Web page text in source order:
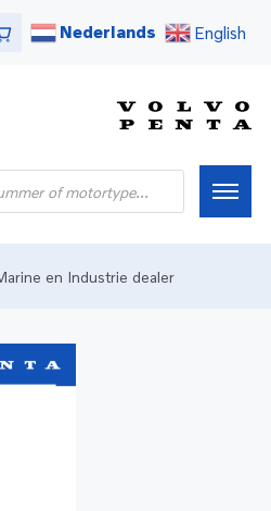
Nederlands English
en Industrie dealer